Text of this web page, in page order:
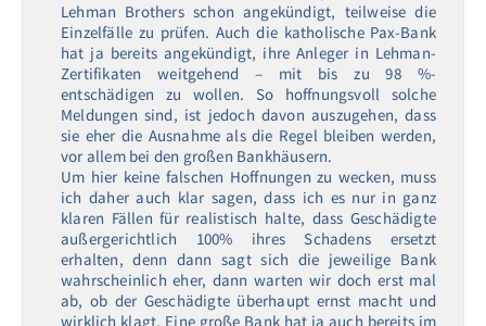
Lehman Brothers schon angekündigt, teilweise die
Einzelfälle zu prüfen. Auch die katholische Pax-Bank
hat ja bereits angekündigt, ihre Anleger in Lehman-
Zertifikaten weitgehend – mit bis zu 98 %-
entschädigen zu wollen. So hoffnungsvoll solche
Meldungen sind, ist jedoch davon auszugehen, dass
sie eher die Ausnahme als die Regel bleiben werden,
vor allem bei den großen Bankhäusern.
Um hier keine falschen Hoffnungen zu wecken, muss
ich daher auch klar sagen, dass ich es nur in ganz
klaren Fällen für realistisch halte, dass Geschädigte
außergerichtlich 100% ihres Schadens ersetzt
erhalten, denn dann sagt sich die jeweilige Bank
wahrscheinlich eher, dann warten wir doch erst mal
ab, ob der Geschädigte überhaupt ernst macht und
wirklich klagt. Eine große Bank hat ja auch bereits im